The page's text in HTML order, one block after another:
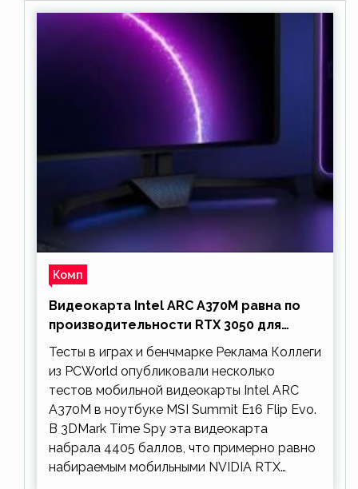
Комп
Видеокарта Intel ARC A370M равна по
производительности RTX 3050 для
ноутбуков
Тесты в играх и бенчмарке Реклама Коллеги
из PCWorld опубликовали несколько
тестов мобильной видеокарты Intel ARC
A370M в ноутбуке MSI Summit E16 Flip Evo.
В 3DMark Time Spy эта видеокарта
набрала 4405 баллов, что примерно равно
набираемым мобильными NVIDIA RTX…